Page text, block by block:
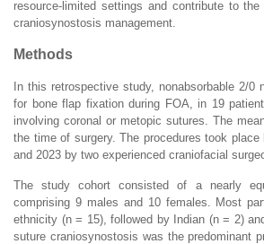
resource-limited settings and contribute to
craniosynostosis management.
Methods
In this retrospective study, nonabsorbable 2/0
for bone flap fixation during FOA, in 19
involving coronal or metopic sutures. The
the time of surgery. The procedures took place
and 2023 by two experienced craniofacial
The study cohort consisted of a nearly
comprising 9 males and 10 females. Most
ethnicity (n = 15), followed by Indian (n = 2)
suture craniosynostosis was the predominant